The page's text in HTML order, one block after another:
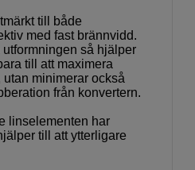
till både
med fast brännvidd.
så hjälper
till att maximera
minimerar också
från konvertern.
linselementen har
till att ytterligare